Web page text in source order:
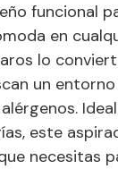
funcional
en
lo
un entorno
este
necesitas